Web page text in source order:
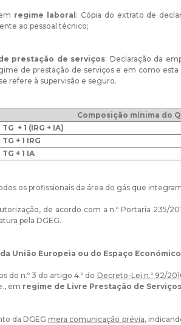
regime laboral : Cópia do extrato de
ao pessoal técnico;
prestação de serviços: Declaração da
de prestação de serviços e em como
refere à supervisão e seguro.
Composição mínima do
TG + 1 (IRG + IA)
TG + 1 IRG
TG + 1 IA
os profissionais da área do gás que
de acordo com a n.º Portaria 235/
pela DGEG.
União Europeia ou do Espaço
do n.º 3 do artigo 4.º do Decreto-Lei n.º 92/
em regime de Livre Prestação de Serviços
da DGEGmera comunicação prévia,